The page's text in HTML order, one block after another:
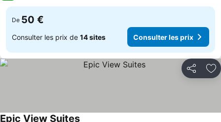
De 50 €
Consulter les prix de 14 sites Consulter les prix
Partager
Epic View Suites